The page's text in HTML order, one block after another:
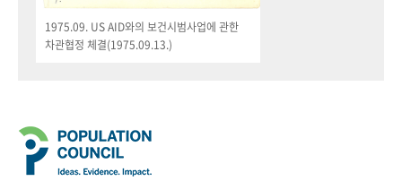
1975.09. US AID와의 보건시범사업에 관한
차관협정 체결(1975.09.13.)